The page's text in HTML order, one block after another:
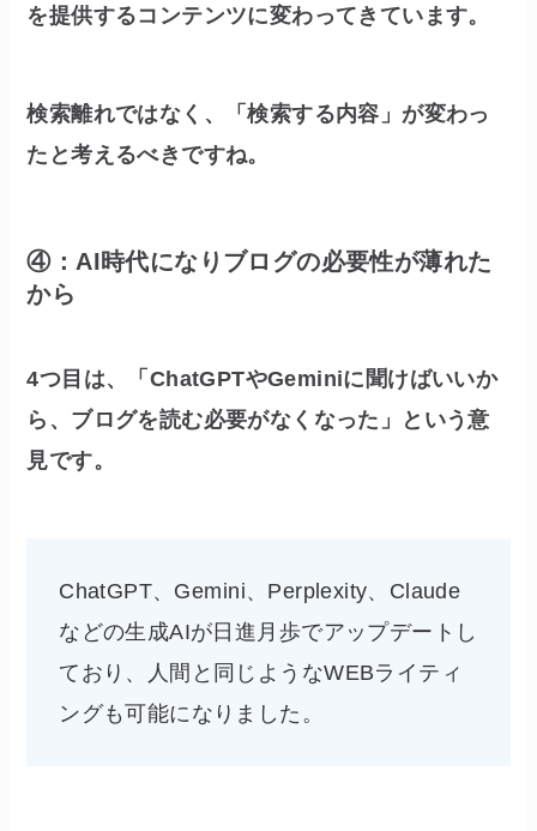
を提供するコンテンツに変わってきています。
検索離れではなく、「検索する内容」が変わっ
たと考えるべきですね。
④：AI時代になりブログの必要性が薄れた
から
4つ目は、「ChatGPTやGeminiに聞けばいいか
ら、ブログを読む必要がなくなった」という意
見です。
ChatGPT、Gemini、Perplexity、Claude
などの生成AIが日進月歩でアップデートし
ており、人間と同じようなWEBライティ
ングも可能になりました。